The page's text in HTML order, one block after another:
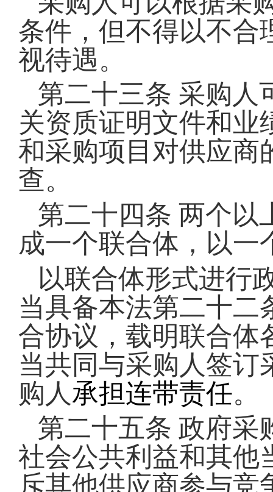
条件，但不得以不合
视待遇。
第二十三条 采购人
关资质证明文件和业
和采购项目对供应商
查。
第二十四条 两个以
成一个联合体，以一
以联合体形式进行
当具备本法第二十二
合协议，载明联合体
当共同与采购人签订
购人承担连带责任。
第二十五条 政府采
社会公共利益和其他
斥其他供应商参与竞